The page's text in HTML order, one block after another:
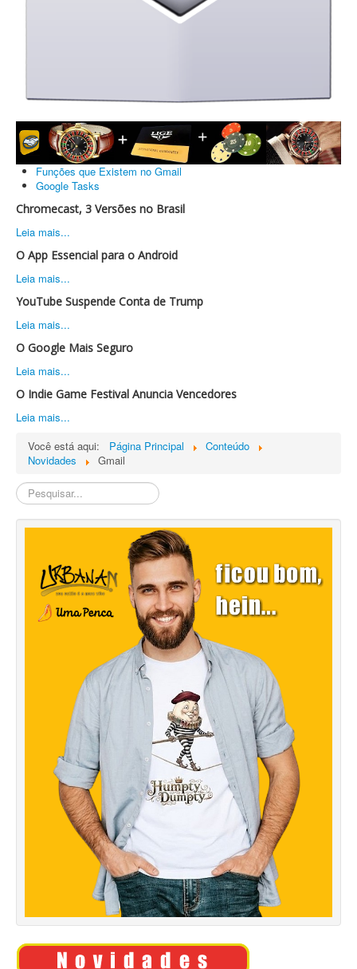
Funções que Existem no Gmail
Google Tasks
Chromecast, 3 Versões no Brasil
Leia mais...
O App Essencial para o Android
Leia mais...
YouTube Suspende Conta de Trump
Leia mais...
O Google Mais Seguro
Leia mais...
O Indie Game Festival Anuncia Vencedores
Leia mais...
Você está aqui:
Página Principal
Conteúdo
Novidades
Gmail
Pesquisa
Interna